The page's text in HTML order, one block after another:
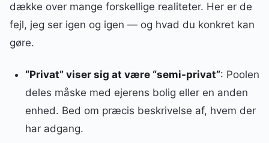
dække over mange forskellige realiteter. Her er de
fejl, jeg ser igen og igen — og hvad du konkret kan
gøre.
“Privat” viser sig at være “semi-privat”: Poolen
deles måske med ejerens bolig eller en anden
enhed. Bed om præcis beskrivelse af, hvem der
har adgang.